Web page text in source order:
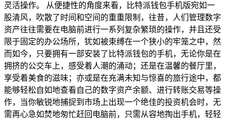
灵活操作。 从便捷性的角度来看，比特派钱包手机版宛如一
股清风，吹散了时间和空间的重重限制，往昔，人们管理数字
资产往往需要在电脑前进行一系列复杂繁琐的操作，并且还受
限于固定的办公场所，犹如被束缚在一个狭小的牢笼之中，然
而如今，只要拥有一部安装了比特派钱包的手机，无论你是在
拥挤的公交车上，感受着人潮的涌动；还是在温馨的餐厅里，
享受着美食的滋味；亦或是在充满未知与惊喜的旅行途中，都
能够轻松自如地查看自己的数字资产余额、进行转账交易等操
作，当你敏锐地捕捉到市场上出现一个绝佳的投资机会时，无
需再心急如焚地匆忙赶回电脑前，只需从容地掏出手机，轻轻